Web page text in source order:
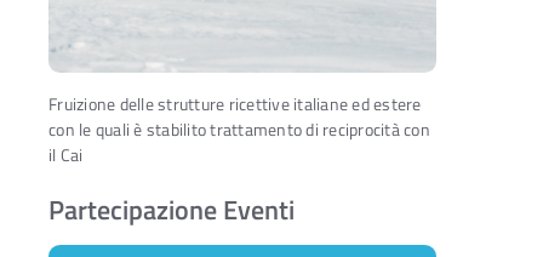
Fruizione delle strutture ricettive italiane ed estere
con le quali è stabilito trattamento di reciprocità con
il Cai
Partecipazione Eventi